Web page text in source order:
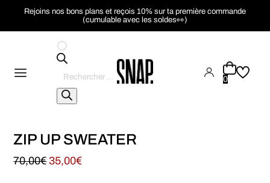
Rejoins nos bons plans et reçois 10% sur ta première commande
(cumulable avec les soldes👀)
de
produits
0
ZIP UP SWEATER
70,00€ 35,00€